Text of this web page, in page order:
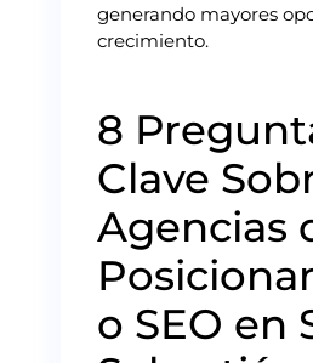
generando mayores
crecimiento.
8
Clave
Agencias
o SEO en